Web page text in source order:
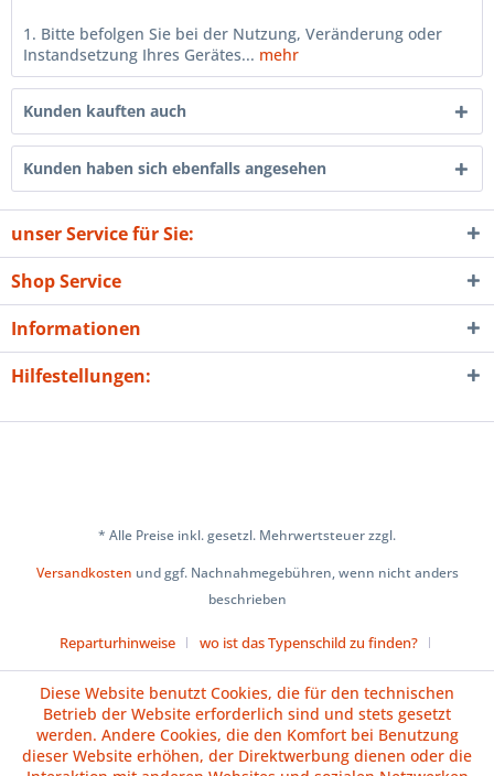
1. Bitte befolgen Sie bei der Nutzung, Veränderung oder
Instandsetzung Ihres Gerätes... mehr
Kunden kauften auch
Kunden haben sich ebenfalls angesehen
unser Service für Sie:
Shop Service
Informationen
Hilfestellungen:
* Alle Preise inkl. gesetzl. Mehrwertsteuer zzgl.
Versandkosten und ggf. Nachnahmegebühren, wenn nicht anders
beschrieben
Reparturhinweise
wo ist das Typenschild zu finden?
Versand und Zahlungsbedingungen
Impressum
AGB
Widerrufsrecht
Datenschutz Batteriehinweise
Diese Website benutzt Cookies, die für den technischen
Betrieb der Website erforderlich sind und stets gesetzt
werden. Andere Cookies, die den Komfort bei Benutzung
dieser Website erhöhen, der Direktwerbung dienen oder die